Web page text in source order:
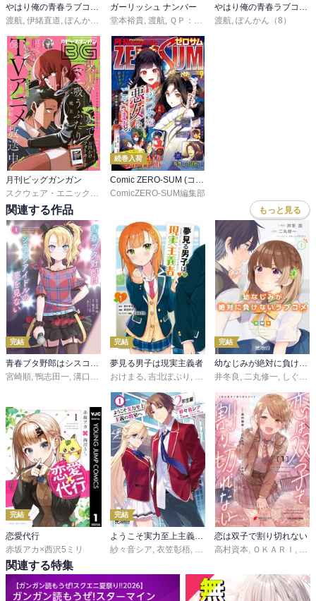
やはり俺の青春ラブコメはまちがっている。@comic
渡航, 伊緒直道, ぽんかん８
ガーリッシュ ナンバー
堂本裕貴, 渡航, ＱＰ：ｆｌａｐｐｅｒ
やはり俺の青春ラブコメはまちがっている。
渡航, ぽんかん（8）
月刊ビッグガンガン
地主,藍依青糸,諸星サロ,佳奈
続巻入荷
ComicZERO-SUM編集部
関連する作品 もっと見る
完結
青春ブタ野郎はシスコンアイドルの夢を見ない
宮崎順, 鴨志田一, 溝口ケージ
完結
夢見る男子は現実主義者
おけまる, 吉北ぽぷり , さばみぞれ
完結
幼なじみが絶対に負けないラブコメ
井冬良 , 二丸修一, しぐれうい
完結
恋愛代行
赤坂アカ×西沢5ミリ
完結
紗々音シア 衣笠彰梧 トモセシュンサク
恋は双子で割り切れない
高村資本
ＯＫＡＲＩ
関連する特集